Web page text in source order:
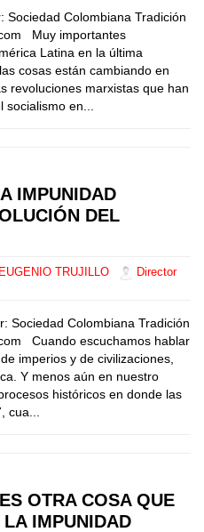
Sociedad Colombiana Tradición
Muy importantes
Latina en la última
cosas están cambiando en
revoluciones marxistas que han
en...
IMPUNIDAD
DEL
EUGENIO TRUJILLO
Director
Sociedad Colombiana Tradición
Cuando escuchamos hablar
imperios y de civilizaciones,
Y menos aún en nuestro
históricos en donde las
cua...
OTRA COSA QUE
IMPUNIDAD